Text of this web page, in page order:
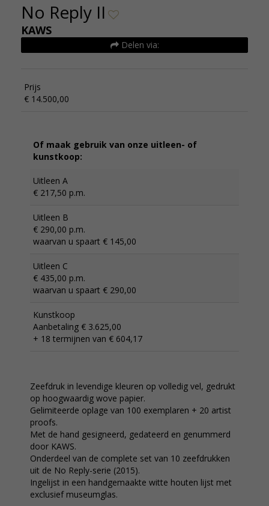
No Reply II
KAWS
Delen via:
Prijs
€ 14.500,00
Of maak gebruik van onze uitleen- of
kunstkoop:
Uitleen A
€ 217,50 p.m.
Uitleen B
€ 290,00 p.m.
waarvan u spaart € 145,00
Uitleen C
€ 435,00 p.m.
waarvan u spaart € 290,00
Kunstkoop
Aanbetaling € 3.625,00
+ 18 termijnen van € 604,17
Zeefdruk in levendige kleuren op volledig vel, gedrukt
op hoogwaardig wove papier.
Gelimiteerde oplage van 100 exemplaren + 20 artist
proofs.
Met de hand gesigneerd, gedateerd en genummerd
door KAWS.
Onderdeel van de complete set van 10 zeefdrukken
uit de No Reply-serie (2015).
Ingelijst in een handgemaakte witte houten lijst met
exclusief museumglas.